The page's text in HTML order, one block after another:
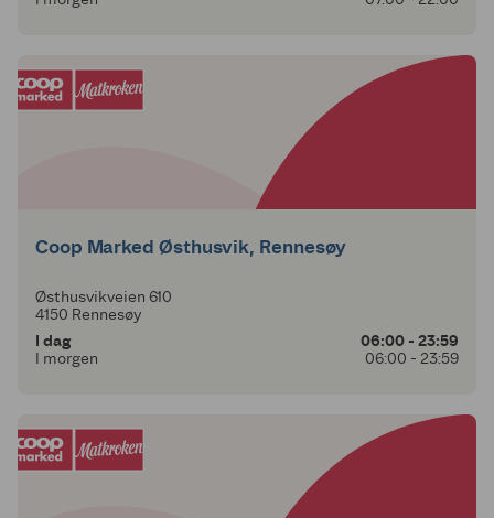
Coop Marked Østhusvik, Rennesøy
Østhusvikveien 610
4150 Rennesøy
I dag
06:00 - 23:59
I morgen
06:00 - 23:59